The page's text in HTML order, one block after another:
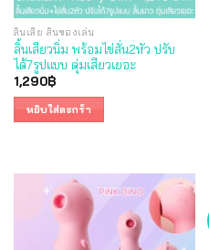
ลิ้นเลีย ลิ้นของเล่น
ลิ้นเสียวนิ่ม พร้อมไข่สั่น2หัว ปรับ
ได้7รูปแบบ ตุ่มเสียวเยอะ
1,290฿
หยิบใส่ตะกร้า